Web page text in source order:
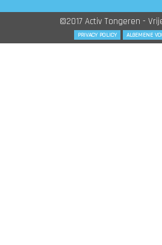
©2017 Activ Tongeren -
PRIVACY POLICY ALGEMENE